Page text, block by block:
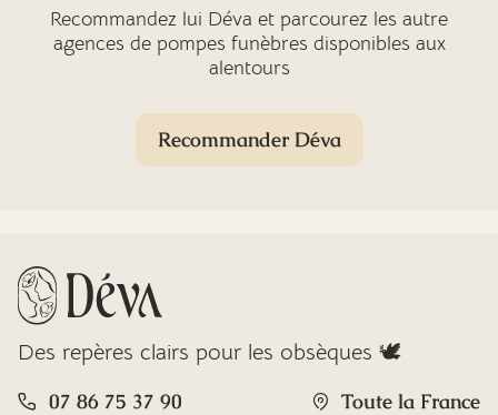
Recommandez lui Déva et parcourez les autre
agences de pompes funèbres disponibles aux
alentours
Recommander Déva
Des repères clairs pour les obsèques 🕊️
07 86 75 37 90 Toute la France